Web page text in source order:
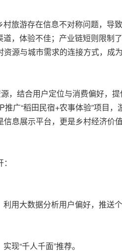
旅游存在信息不对称问题，导
，体验不佳；产业链短则限制
源与城市需求的连接方式，成
，结合用户定位与消费偏好，
广“稻田民宿+农事体验”项目，
息展示平台，更是乡村经济价值
用大数据分析用户偏好，推送
现“千人千面”推荐。